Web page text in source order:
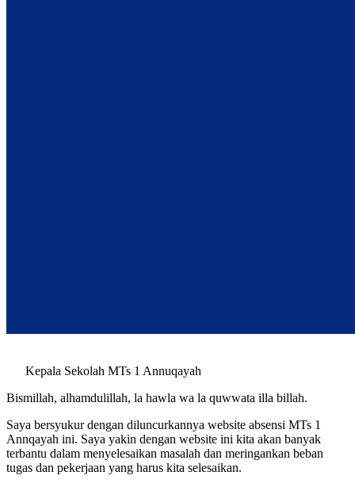
Kepala Sekolah MTs 1 Annuqayah
Bismillah, alhamdulillah, la hawla wa la quwwata illa billah.
Saya bersyukur dengan diluncurkannya website absensi MTs 1
Annqayah ini. Saya yakin dengan website ini kita akan banyak
terbantu dalam menyelesaikan masalah dan meringankan beban
tugas dan pekerjaan yang harus kita selesaikan.